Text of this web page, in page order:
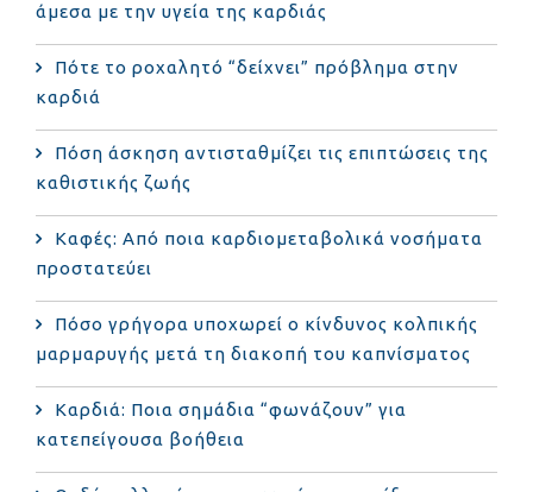
άμεσα με την υγεία της καρδιάς
Πότε το ροχαλητό “δείχνει” πρόβλημα στην
καρδιά
Πόση άσκηση αντισταθμίζει τις επιπτώσεις της
καθιστικής ζωής
Καφές: Από ποια καρδιομεταβολικά νοσήματα
προστατεύει
Πόσο γρήγορα υποχωρεί ο κίνδυνος κολπικής
μαρμαρυγής μετά τη διακοπή του καπνίσματος
Καρδιά: Ποια σημάδια “φωνάζουν” για
κατεπείγουσα βοήθεια